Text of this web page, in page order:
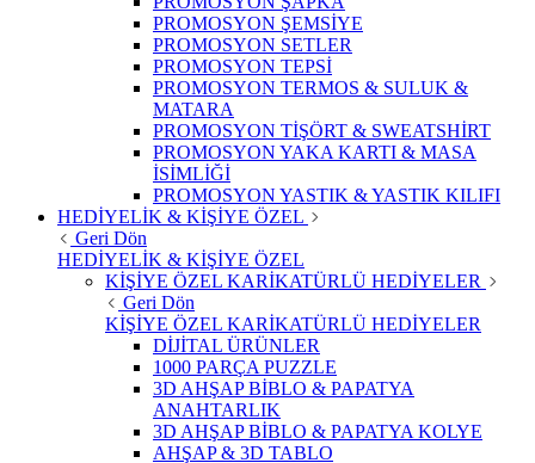
PROMOSYON ŞEMSİYE
PROMOSYON SETLER
PROMOSYON TEPSİ
PROMOSYON TERMOS & SULUK &
MATARA
PROMOSYON TİŞÖRT & SWEATSHİRT
PROMOSYON YAKA KARTI & MASA
İSİMLİĞİ
PROMOSYON YASTIK & YASTIK KILIFI
HEDİYELİK & KİŞİYE ÖZEL
Geri Dön
HEDİYELİK & KİŞİYE ÖZEL
KİŞİYE ÖZEL KARİKATÜRLÜ HEDİYELER
Geri Dön
KİŞİYE ÖZEL KARİKATÜRLÜ HEDİYELER
DİJİTAL ÜRÜNLER
1000 PARÇA PUZZLE
3D AHŞAP BİBLO & PAPATYA
ANAHTARLIK
3D AHŞAP BİBLO & PAPATYA KOLYE
AHŞAP & 3D TABLO